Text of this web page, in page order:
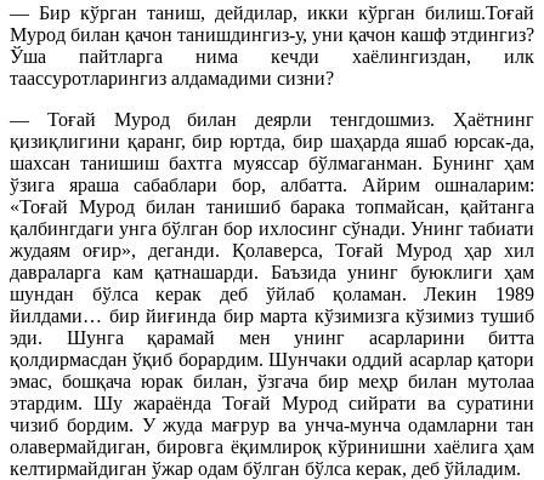
— Бир кўрган таниш, дейдилар, икки кўрган билиш.Тоғай
Мурод билан қачон танишдингиз-у, уни қачон кашф этдингиз?
Ўша пайтларга нима кечди хаёлингиздан, илк
таассуротларингиз алдамадими сизни?
— Тоғай Мурод билан деярли тенгдошмиз. Ҳаётнинг
қизиқлигини қаранг, бир юртда, бир шаҳарда яшаб юрсак-да,
шахсан танишиш бахтга муяссар бўлмаганман. Бунинг ҳам
ўзига яраша сабаблари бор, албатта. Айрим ошналарим:
«Тоғай Мурод билан танишиб барака топмайсан, қайтанга
қалбингдаги унга бўлган бор ихлосинг сўнади. Унинг табиати
жудаям оғир», деганди. Қолаверса, Тоғай Мурод ҳар хил
давраларга кам қатнашарди. Баъзида унинг буюклиги ҳам
шундан бўлса керак деб ўйлаб қоламан. Лекин 1989
йилдами… бир йиғинда бир марта кўзимизга кўзимиз тушиб
эди. Шунга қарамай мен унинг асарларини битта
қолдирмасдан ўқиб борардим. Шунчаки оддий асарлар қатори
эмас, бошқача юрак билан, ўзгача бир меҳр билан мутолаа
этардим. Шу жараёнда Тоғай Мурод сийрати ва суратини
чизиб бордим. У жуда мағрур ва унча-мунча одамларни тан
олавермайдиган, бировга ёқимлироқ кўринишни хаёлига ҳам
келтирмайдиган ўжар одам бўлган бўлса керак, деб ўйладим.